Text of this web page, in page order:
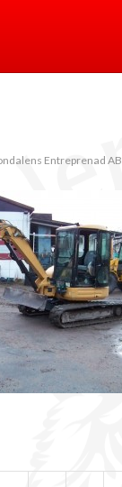
Entreprenad AB